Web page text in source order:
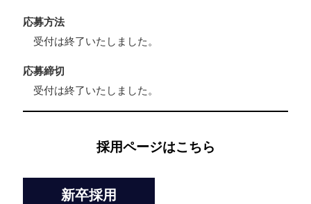
応募方法
受付は終了いたしました。
応募締切
受付は終了いたしました。
採用ページはこちら
新卒採用